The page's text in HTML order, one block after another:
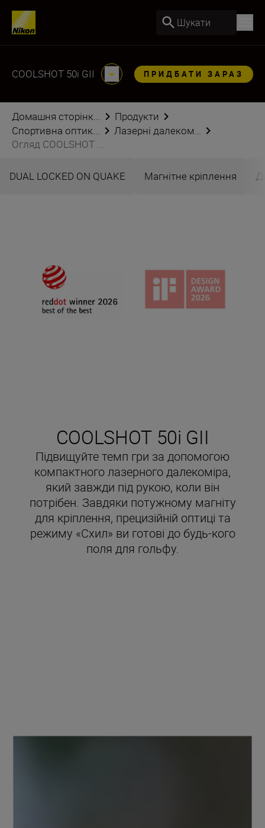
Шукати
COOLSHOT 50i GII ПРИДБАТИ ЗАРАЗ
Домашня сторінк...
Продукти
Спортивна оптик...
Лазерні далеком...
Огляд COOLSHOT ...
DUAL LOCKED ON QUAKE Магнітне кріплення
COOLSHOT 50i GII
Підвищуйте темп гри за допомогою
компактного лазерного далекоміра,
який завжди під рукою, коли він
потрібен. Завдяки потужному магніту
для кріплення, прецизійній оптиці та
режиму «Схил» ви готові до будь-кого
поля для гольфу.